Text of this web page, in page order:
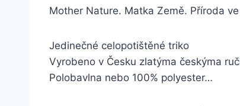
Mother Nature. Matka Země. Příroda
Jedinečné celopotištěné triko
Vyrobeno v Česku zlatýma českýma
Polobavlna nebo 100% polyester…